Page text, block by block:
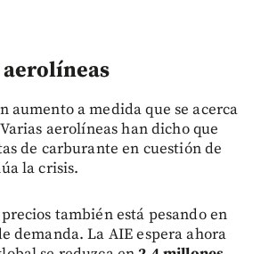
aumento a medida que se acerca
aerolíneas han dicho que
de carburante en cuestión de
la crisis.
también está pesando en
demanda. La AIE espera ahora